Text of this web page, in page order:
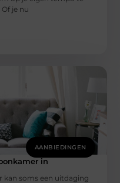
je nu
AANBIEDINGEN
in
kan soms een uitdaging